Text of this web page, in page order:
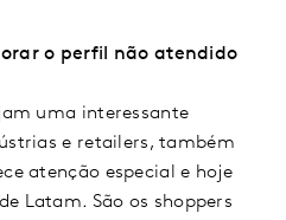
o perfil não atendido
uma interessante
e retailers, também
atenção especial e hoje
Latam. São os shoppers